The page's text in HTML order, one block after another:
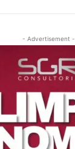
- Advertisement -